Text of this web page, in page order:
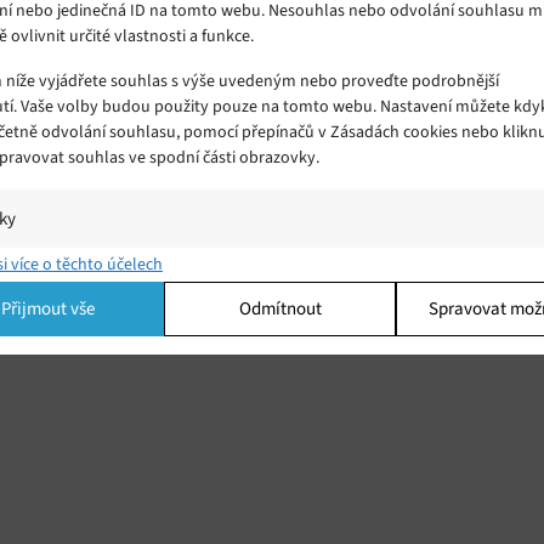
nebo jedinečná ID na tomto webu. Nesouhlas nebo odvolání souhlasu
ovlivnit určité vlastnosti a funkce.
vyjádřete souhlas s výše uvedeným nebo proveďte podrobnější
Vaše volby budou použity pouze na tomto webu. Nastavení můžete
odvolání souhlasu, pomocí přepínačů v Zásadách cookies nebo
souhlas ve spodní části obrazovky.
a/nebo přístup k informacím v zařízení, Porozumění publiku
kombinací údajů z různých zdrojů.
více o těchto účelech
Přijmout vše Odmítnout Spravovat